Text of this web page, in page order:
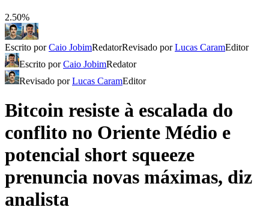
2.50%
Escrito porCaio JobimRedatorRevisado porLucas CaramEditor
Escrito porCaio JobimRedator
Revisado porLucas CaramEditor
Bitcoin resiste à escalada do
conflito no Oriente Médio e
potencial short squeeze
prenuncia novas máximas, diz
analista